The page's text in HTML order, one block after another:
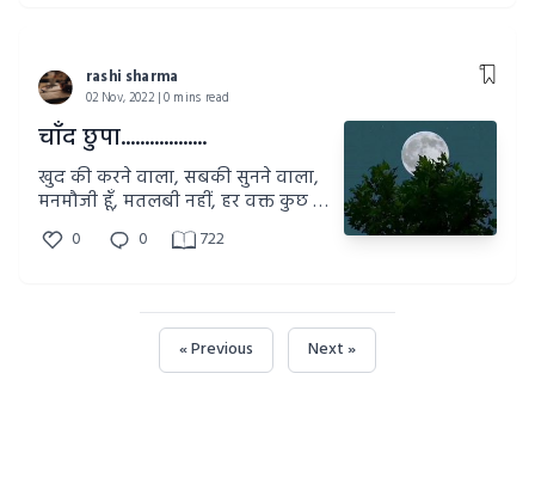
rashi sharma
02 Nov, 2022 | 0 mins read
चाँद छुपा..................
खुद की करने वाला, सबकी सुनने वाला,
मनमौजी हूँ, मतलबी नहीं, हर वक्त कुछ ना
कुछ सिखाने वाला.
0 0 722
« Previous Next »